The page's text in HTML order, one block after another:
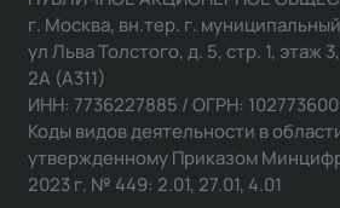
г. Москва, вн.тер. г.
ул Льва Толстого, д. 5, стр. 1, этаж
2А (А311)
ИНН: 7736227885 / ОГРН:
Коды видов деятельности в
утвержденному Приказом
2023 г. № 449: 2.01, 27.01, 4.01